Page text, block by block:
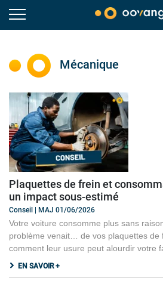
Mécanique
Plaquettes de frein et
un impact sous-estimé
Conseil | MAJ 01/06/2026
Votre voiture consomme plus sans
problème venait… de vos plaquettes de
comment leur usure peut alourdir votre
EN SAVOIR +